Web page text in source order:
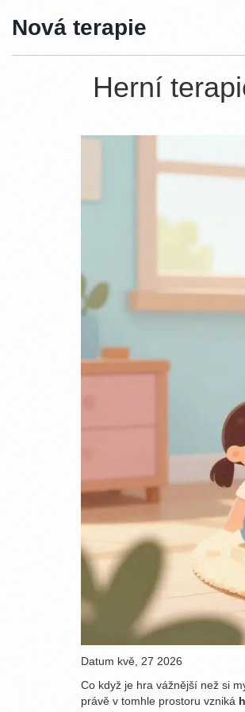
Nová terapie
Herní
Datum kvě, 27 2026
Co když je hra vážnější než si
právě v tomhle prostoru vzniká